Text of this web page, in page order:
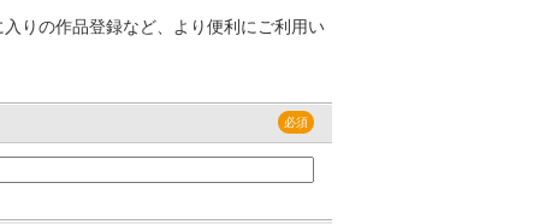
りの作品登録など、より便利にご利用い